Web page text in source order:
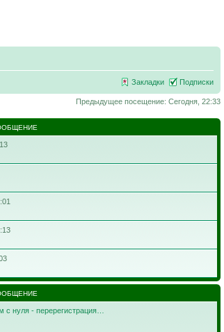
Закладки Подписки
Предыдущее посещение: Сегодня, 22:33
с нуля - перерегистрация…